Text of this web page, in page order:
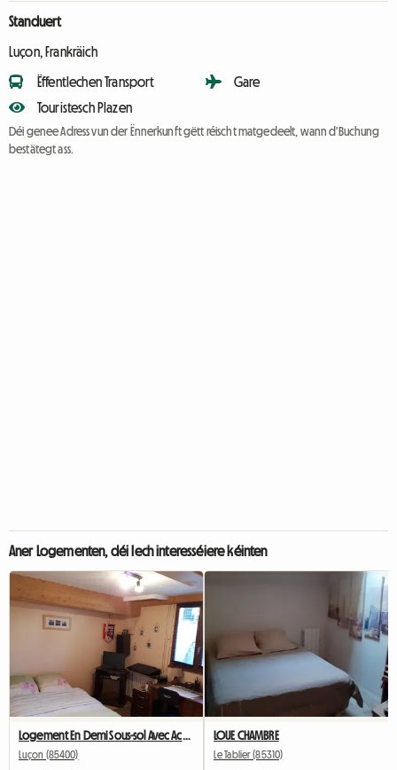
Standuert
Luçon, Frankräich
Ëffentlechen Transport
Touristesch Plazen
Gare
Déi genee Adress vun der Ënnerkunft gëtt réischt matgedeelt, wann d'Buchung
bestätegt ass.
Aner Logementen, déi Iech interesséiere kéinten
Luçon (85400)
LOUE CHAMBRE
Le Tablier (85310)